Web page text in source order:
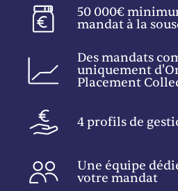
50 000€
mandat à la
Des mandats
uniquement
Placement
4 profils de
Une équipe
votre mandat